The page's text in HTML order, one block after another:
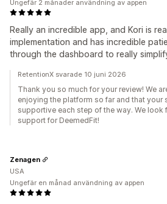
Really an incredible app, and Kori is
implementation and has incredible
through the dashboard to really
Ungefär 2 månader användning av appen
RetentionX svarade 10 juni 2026
Thank you so much for your review! We
enjoying the platform so far and that your
supportive each step of the way. We
support for DeemedFit!
Zenagen
USA
Ungefär en månad användning av appen